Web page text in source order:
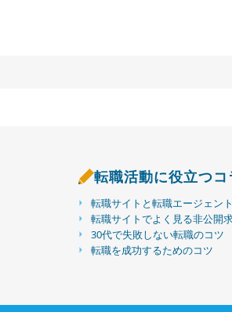
転職活動に役立つコ
転職サイトと転職エージェン
転職サイトでよく見る非公開
30代で失敗しない転職のコツ
転職を成功するためのコツ